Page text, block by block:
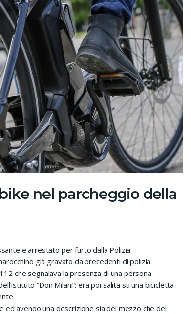
nel parcheggio della
e arrestato per furto dalla Polizia.
già gravato da precedenti di polizia.
che segnalava la presenza di una persona
“Don Milani”: era poi salita su una bicicletta
avendo una descrizione sia del mezzo che del